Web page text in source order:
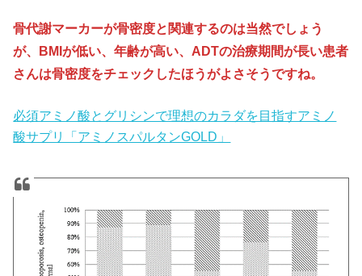
骨代謝マーカーが骨密度と関連するのは当然でしょう
が、BMIが低い、年齢が高い、ADTの治療期間が長い患者
さんは骨密度をチェックしたほうがよさそうですね。
必須アミノ酸とグリシンで理想のカラダを目指すアミノ
酸サプリ「アミノスパルタンGOLD」